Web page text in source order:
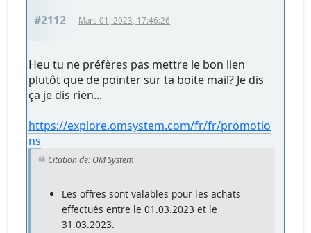
#2112 Mars 01, 2023, 17:46:26
Heu tu ne préfères pas mettre le bon lien
plutôt que de pointer sur ta boite mail? Je dis
ça je dis rien...
https://explore.omsystem.com/fr/fr/promotio
ns
Citation de: OM System
Les offres sont valables pour les achats
effectués entre le 01.03.2023 et le
31.03.2023.